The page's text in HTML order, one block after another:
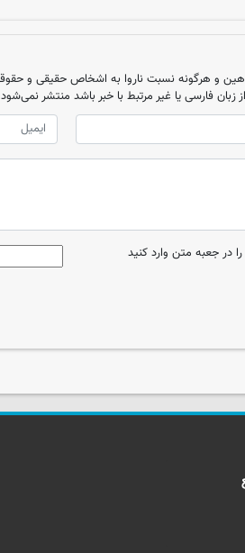
و هرگونه نسبت ناروا به اشخاص حقیقی و
زبان فارسی یا غیر مرتبط با خبر باشد منتشر
در جعبه متن وارد کنید